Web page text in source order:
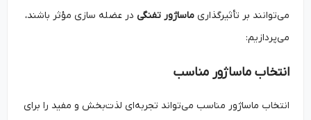
می‌توانند بر تأثیرگذاریماساژور تفنگیدر عضله سازی مؤثر باشند،
می‌پردازیم:
انتخاب ماساژور مناسب
انتخاب ماساژور مناسب می‌تواند تجربه‌ای لذت‌بخش و مفید را برای